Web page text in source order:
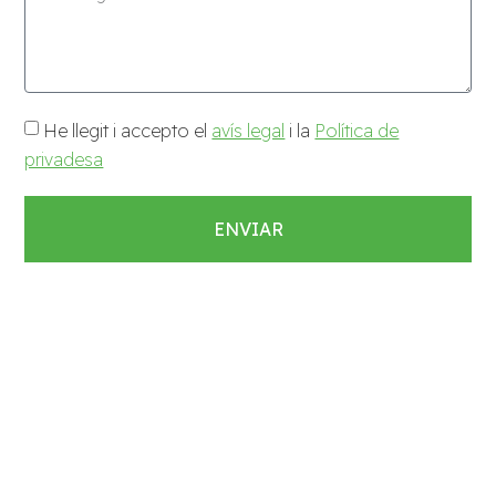
He llegit i accepto el avís legal i la Política de
privadesa
ENVIAR